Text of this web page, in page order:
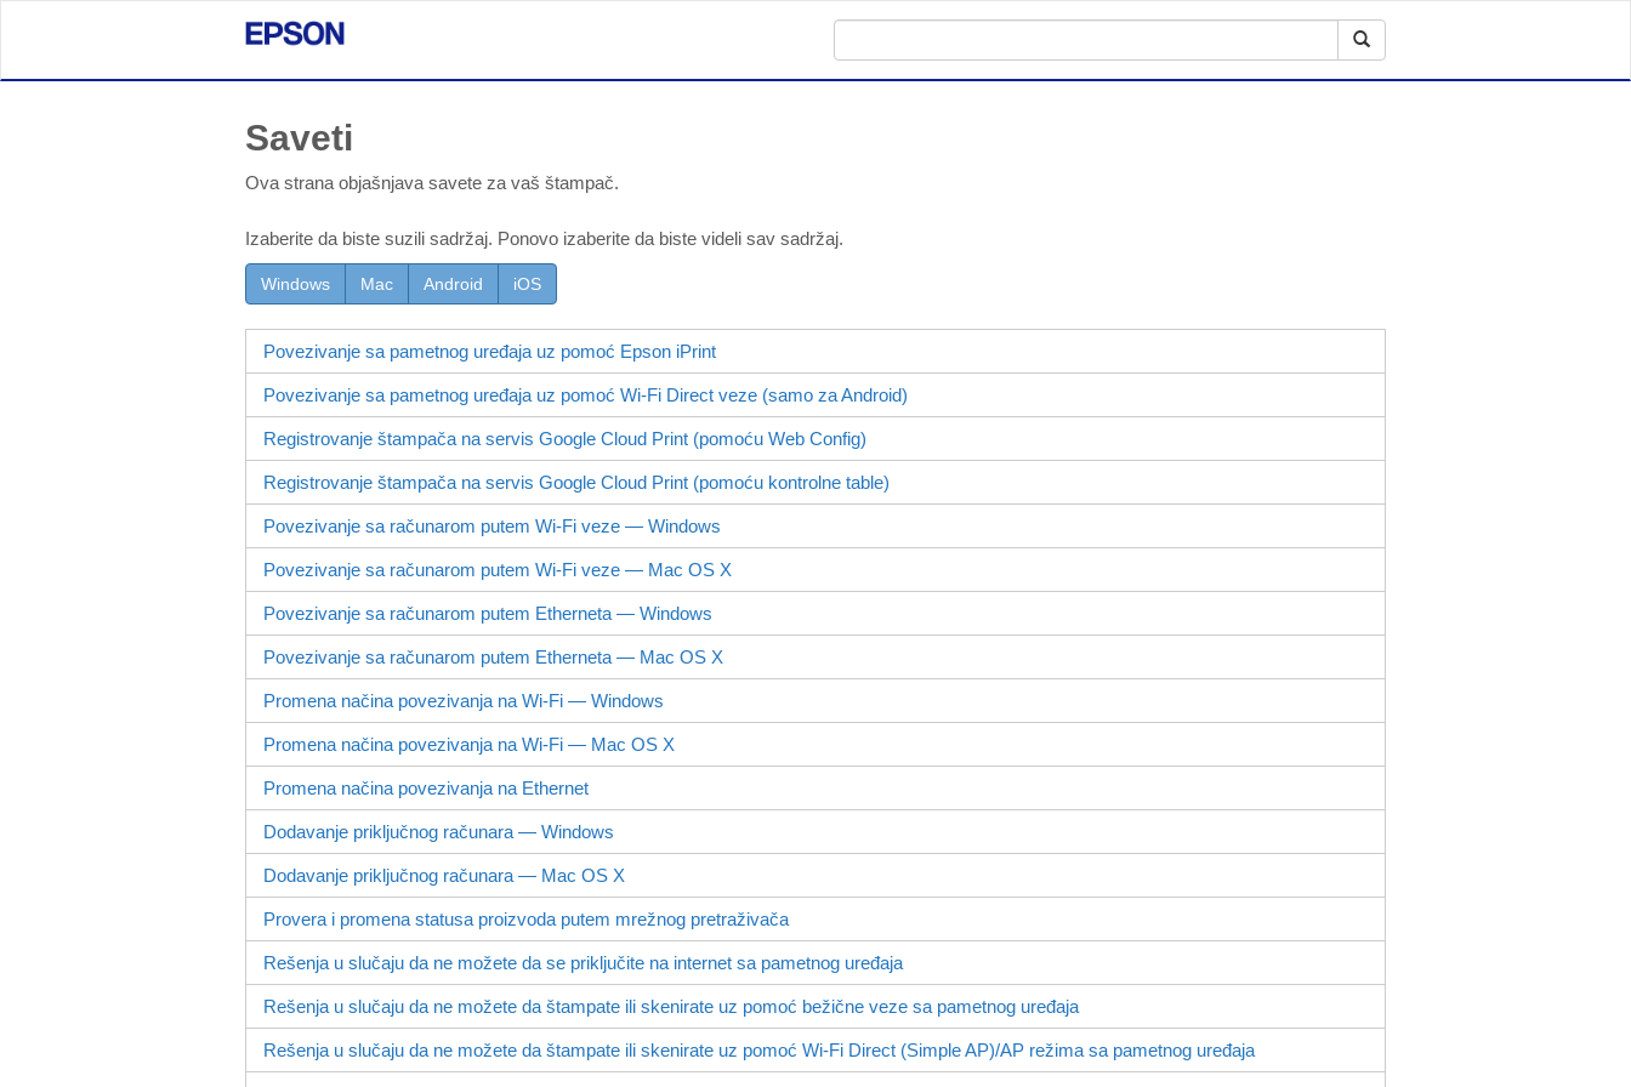
Saveti
Ova strana objašnjava savete za vaš štampač.
Izaberite da biste suzili sadržaj. Ponovo izaberite da biste videli sav sadržaj.
Windows Mac Android iOS
Povezivanje sa pametnog uređaja uz pomoć Epson iPrint
Povezivanje sa pametnog uređaja uz pomoć Wi-Fi Direct veze (samo zaAndroid)
Registrovanje štampača na servis Google Cloud Print (pomoću Web Config)
Registrovanje štampača na servis Google Cloud Print (pomoću kontrolne table)
Povezivanje sa računarom putem Wi-Fi veze — Windows
Povezivanje sa računarom putem Wi-Fi veze — Mac OS X
Povezivanje sa računarom putem Etherneta — Windows
Povezivanje sa računarom putem Etherneta — Mac OS X
Promena načina povezivanja na Wi-Fi — Windows
Promena načina povezivanja na Wi-Fi — Mac OS X
Promena načina povezivanja na Ethernet
Dodavanje priključnog računara — Windows
Dodavanje priključnog računara — Mac OS X
Provera i promena statusa proizvoda putem mrežnog pretraživača
Rešenja u slučaju da ne možete da se priključite na internet sa pametnog uređaja
Rešenja u slučaju da ne možete da štampate ili skenirate uz pomoć bežične veze sa pametnog uređaja
Rešenja u slučaju da ne možete da štampate ili skenirate uz pomoć Wi-Fi Direct (Simple AP)/AP režima sa pametnog uređaja